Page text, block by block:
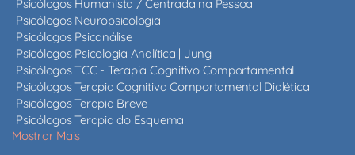
Psicólogos Humanista / Centrada na Pessoa
Psicólogos Neuropsicologia
Psicólogos Psicanálise
Psicólogos Psicologia Analítica | Jung
Psicólogos TCC - Terapia Cognitivo Comportamental
Psicólogos Terapia Cognitiva Comportamental Dialética
Psicólogos Terapia Breve
Psicólogos Terapia do Esquema
Mostrar Mais